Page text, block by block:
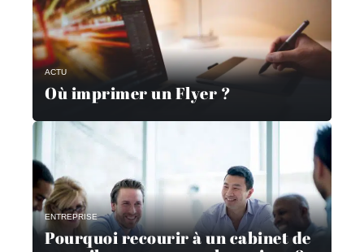
ACTU
Où imprimer un Flyer ?
ENTREPRISE
Pourquoi recourir à un cabinet de